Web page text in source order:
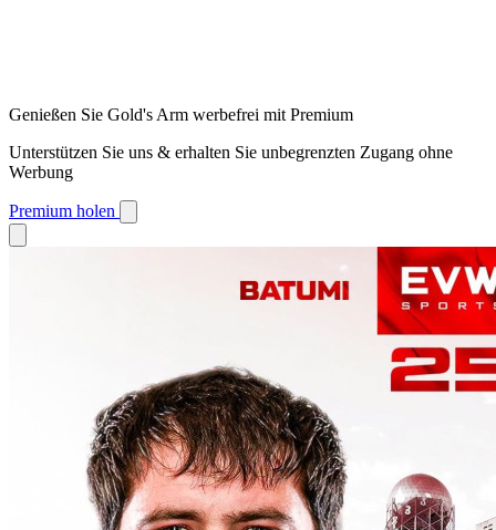
Genießen Sie Gold's Arm werbefrei mit Premium
Unterstützen Sie uns & erhalten Sie unbegrenzten Zugang ohne
Werbung
Premium holen